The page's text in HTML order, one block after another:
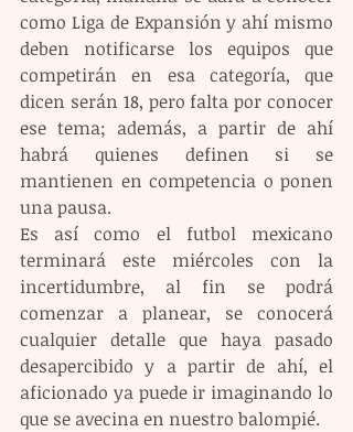
como Liga de Expansión y ahí mismo
deben notificarse los equipos que
competirán en esa categoría, que
dicen serán 18, pero falta por conocer
ese tema; además, a partir de ahí
habrá quienes definen si se
mantienen en competencia o ponen
una pausa.
Es así como el futbol mexicano
terminará este miércoles con la
incertidumbre, al fin se podrá
comenzar a planear, se conocerá
cualquier detalle que haya pasado
desapercibido y a partir de ahí, el
aficionado ya puede ir imaginando lo
que se avecina en nuestro balompié.